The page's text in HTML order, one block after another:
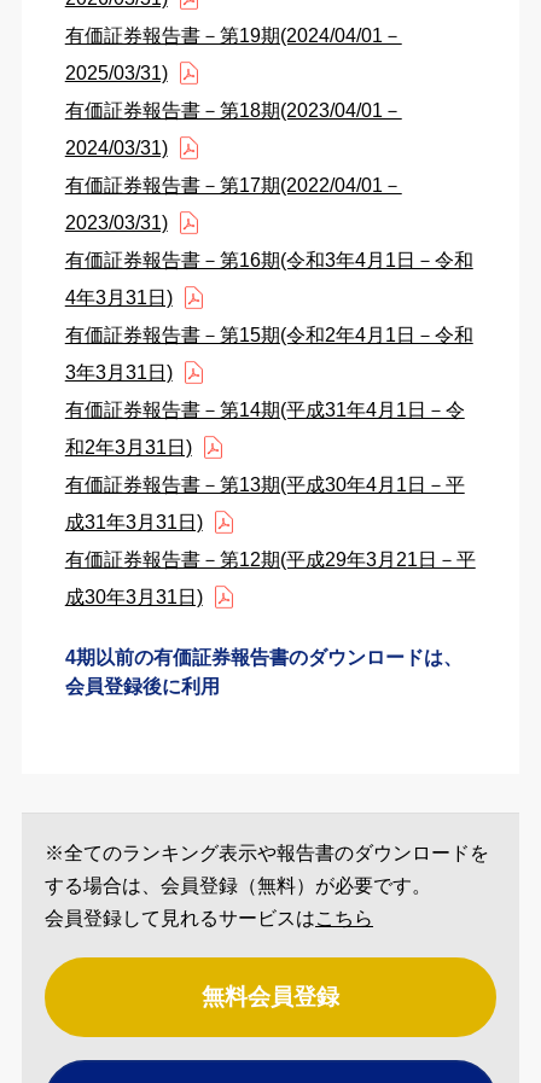
有価証券報告書－第19期(2024/04/01－
2025/03/31)
有価証券報告書－第18期(2023/04/01－
2024/03/31)
有価証券報告書－第17期(2022/04/01－
2023/03/31)
有価証券報告書－第16期(令和3年4月1日－令和
4年3月31日)
有価証券報告書－第15期(令和2年4月1日－令和
3年3月31日)
有価証券報告書－第14期(平成31年4月1日－令
和2年3月31日)
有価証券報告書－第13期(平成30年4月1日－平
成31年3月31日)
有価証券報告書－第12期(平成29年3月21日－平
成30年3月31日)
4期以前の有価証券報告書のダウンロードは、
会員登録後に利用
※全てのランキング表示や報告書のダウンロードを
する場合は、会員登録（無料）が必要です。
会員登録して見れるサービスはこちら
無料会員登録